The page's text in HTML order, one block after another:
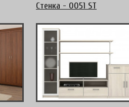
Стенка - 0051 ST